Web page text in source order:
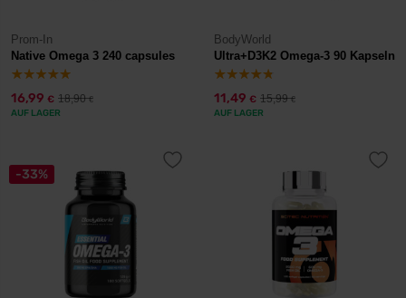
Prom-In
Native Omega 3 240 capsules
16,99 € 18,90€
AUF LAGER
BodyWorld
Ultra+D3K2 Omega-3 90 Kapseln
11,49 € 15,99€
AUF LAGER
-33%